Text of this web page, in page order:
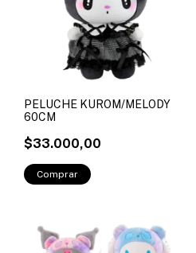
PELUCHE KUROM/MELODY
60CM
$33.000,00